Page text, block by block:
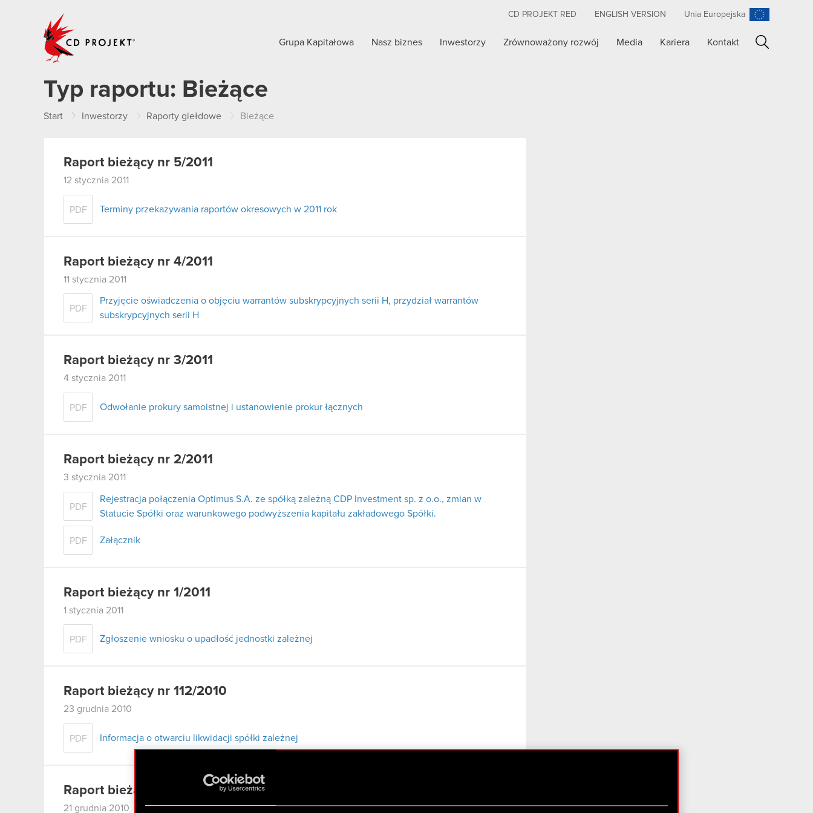
CD PROJEKT RED ENGLISH VERSION Unia Europejska
Grupa Kapitałowa Nasz biznes Inwestorzy Zrównoważony rozwój Media Kariera Kontakt
Typ raportu: Bieżące
Start Inwestorzy Raporty giełdowe Bieżące
Raport bieżący nr 5/2011
12 stycznia 2011
PDF Terminy przekazywania raportów okresowych w 2011 rok
Raport bieżący nr 4/2011
11 stycznia 2011
PDF
Przyjęcie oświadczenia o objęciu warrantów subskrypcyjnych serii H, przydział warrantów
subskrypcyjnych serii H
Raport bieżący nr 3/2011
4 stycznia 2011
PDF Odwołanie prokury samoistnej i ustanowienie prokur łącznych
Raport bieżący nr 2/2011
3 stycznia 2011
PDF
Rejestracja połączenia Optimus S.A. ze spółką zależną CDP Investment sp. z o.o., zmian w
Statucie Spółki oraz warunkowego podwyższenia kapitału zakładowego Spółki.
PDF Załącznik
Raport bieżący nr 1/2011
1 stycznia 2011
PDF Zgłoszenie wniosku o upadłość jednostki zależnej
Raport bieżący nr 112/2010
23 grudnia 2010
PDF Informacja o otwarciu likwidacji spółki zależnej
Raport bieżący nr 111/2010
21 grudnia 2010